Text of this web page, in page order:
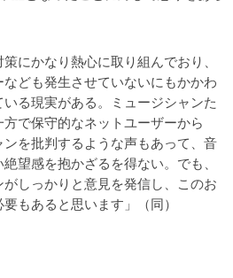
にかなり熱心に取り組んでおり、
ども発生させていないにもかかわ
る現実がある。ミュージシャンた
で保守的なネットユーザーから
を批判するような声もあって、音
望感を抱かざるを得ない。でも、
しっかりと意見を発信し、このお
もあると思います」（同）